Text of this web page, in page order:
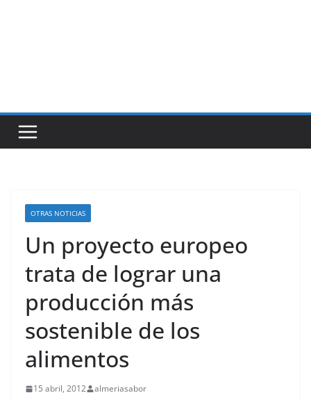
OTRAS NOTICIAS
Un proyecto europeo
trata de lograr una
producción más
sostenible de los
alimentos
15 abril, 2012 almeriasabor